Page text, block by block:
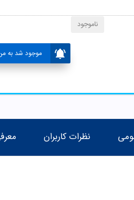
موجود شد به
ناموجود
نظرات کاربران